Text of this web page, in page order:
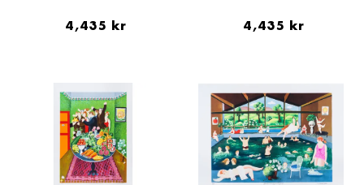
4,435 kr 4,435 kr